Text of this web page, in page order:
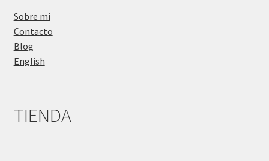
Sobre mi
Contacto
Blog
English
TIENDA